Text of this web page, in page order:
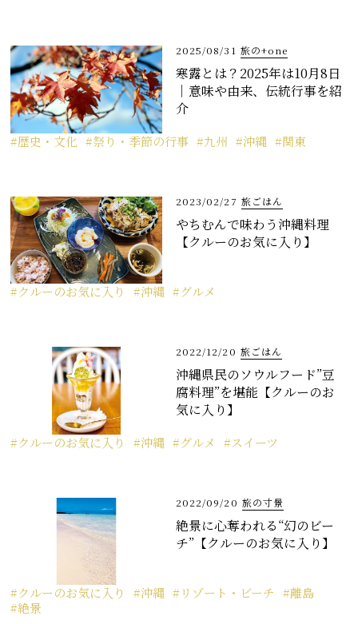
2025/08/31 旅の+one
寒露とは？2025年は10月8日
｜意味や由来、伝統行事を紹
介
歴史・文化 祭り・季節の行事 九州 沖縄 関東
2023/02/27 旅ごはん
やちむんで味わう沖縄料理
【クルーのお気に入り】
クルーのお気に入り 沖縄 グルメ
2022/12/20 旅ごはん
沖縄県民のソウルフード”豆
腐料理”を堪能【クルーのお
気に入り】
クルーのお気に入り 沖縄 グルメ スイーツ
2022/09/20 旅の寸景
絶景に心奪われる“幻のビー
チ”【クルーのお気に入り】
クルーのお気に入り 沖縄 リゾート・ビーチ
離島
絶景